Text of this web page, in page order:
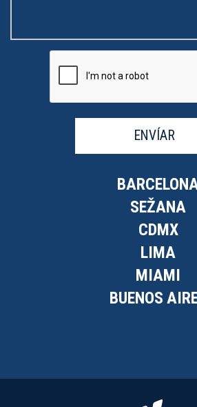
ENVÍAR
SEŽANA
CDMX
LIMA
MIAMI
BUENOS